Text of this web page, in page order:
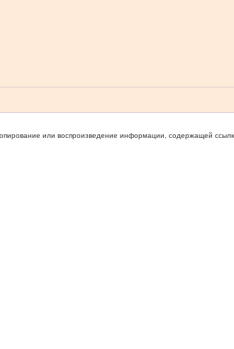
или воспроизведение информации, содержащей